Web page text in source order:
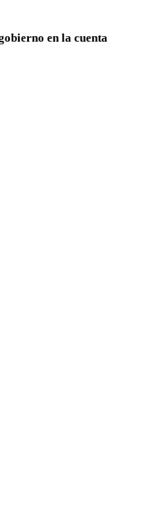
en la cuenta